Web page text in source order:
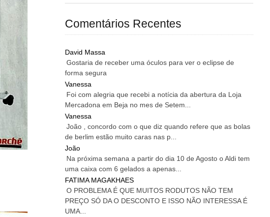
Comentários Recentes
David Massa
Gostaria de receber uma óculos para ver o eclipse de
forma segura
Vanessa
Foi com alegria que recebi a notícia da abertura da Loja
Mercadona em Beja no mes de Setem...
Vanessa
João , concordo com o que diz quando refere que as bolas
de berlim estão muito caras nas p...
João
Na próxima semana a partir do dia 10 de Agosto o Aldi tem
uma caixa com 6 gelados a apenas...
FATIMA MAGAKHAES
O PROBLEMA É QUE MUITOS RODUTOS NÃO TEM
PREÇO SÓ DA O DESCONTO E ISSO NÃO INTERESSA É
UMA...